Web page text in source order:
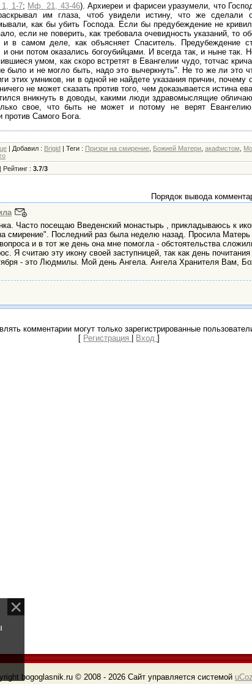
1-7; Мф. 21, 43-46). Архиереи и фарисеи уразумели, что
им глаза, чтоб увидели истину, что же сделали
как бы убить Господа. Если бы предубеждение не
если не поверить, как требовала очевидность указаний, то
и в самом деле, как объясняет Спаситель. Предубеждение
и они потом оказались богоубийцами. И всегда так, и ныне
умом, как скоро встретят в Евангелии чудо, тотчас
было и не могло быть, надо это вычеркнуть". Не то же ли это
этих умников, ни в одной не найдете указания причин,
не может сказать против того, чем доказывается истина
вникнуть в доводы, какими люди здравомыслящие
свое, что быть не может и потому не верят
Самого Бога.
| Добавил : Brigid Теги : Призри на смирение, Божией Матери, акафистом
Рейтинг : 3.7/3
Порядок вывода
Часто посещаю Введенский монастырь , прикладываюсь к
смирение". Последний раз была неделю назад. Просила
и в тот же день она мне помогла - обстоятельства
Я считаю эту икону своей заступницей, так как день
- это Людмилы. Мой день Ангела. Ангела Хранителя Вам,
комментарии могут только зарегистрированные
[ Регистрация Вход]
bogoglasnik.ru © 2008 - 2026 Сайт управляется системой uCoz